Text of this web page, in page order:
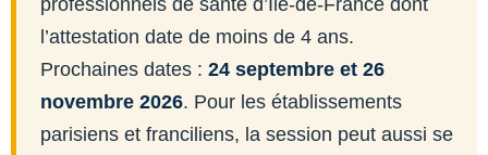
professionnels de santé d’Île-de-France dont
l’attestation date de moins de 4 ans.
Prochaines dates : 24 septembre et 26
novembre 2026. Pour les établissements
parisiens et franciliens, la session peut aussi se